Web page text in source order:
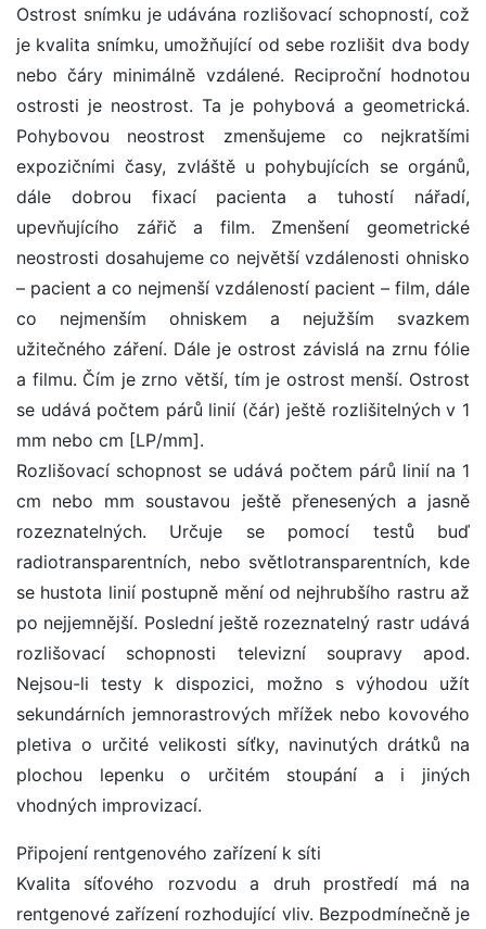
Ostrost snímku je udávána rozlišovací schopností, což
je kvalita snímku, umožňující od sebe rozlišit dva body
nebo čáry minimálně vzdálené. Reciproční hodnotou
ostrosti je neostrost. Ta je pohybová a geometrická.
Pohybovou neostrost zmenšujeme co nejkratšími
expozičními časy, zvláště u pohybujících se orgánů,
dále dobrou fixací pacienta a tuhostí nářadí,
upevňujícího zářič a film. Zmenšení geometrické
neostrosti dosahujeme co největší vzdálenosti ohnisko
– pacient a co nejmenší vzdáleností pacient – film, dále
co nejmenším ohniskem a nejužším svazkem
užitečného záření. Dále je ostrost závislá na zrnu fólie
a filmu. Čím je zrno větší, tím je ostrost menší. Ostrost
se udává počtem párů linií (čár) ještě rozlišitelných v 1
mm nebo cm [LP/mm].
Rozlišovací schopnost se udává počtem párů linií na 1
cm nebo mm soustavou ještě přenesených a jasně
rozeznatelných. Určuje se pomocí testů buď
radiotransparentních, nebo světlotransparentních, kde
se hustota linií postupně mění od nejhrubšího rastru až
po nejjemnější. Poslední ještě rozeznatelný rastr udává
rozlišovací schopnosti televizní soupravy apod.
Nejsou-li testy k dispozici, možno s výhodou užít
sekundárních jemnorastrových mřížek nebo kovového
pletiva o určité velikosti síťky, navinutých drátků na
plochou lepenku o určitém stoupání a i jiných
vhodných improvizací.
Připojení rentgenového zařízení k síti
Kvalita síťového rozvodu a druh prostředí má na
rentgenové zařízení rozhodující vliv. Bezpodmínečně je